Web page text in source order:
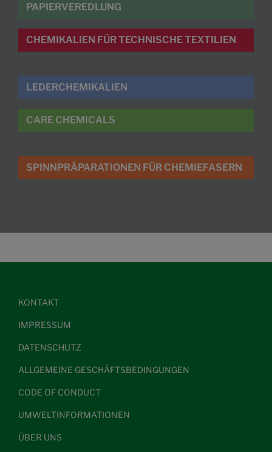
PAPIERVEREDLUNG
CHEMIKALIEN FÜR TECHNISCHE TEXTILIEN
LEDERCHEMIKALIEN
CARE CHEMICALS
SPINNPRÄPARATIONEN FÜR CHEMIEFASERN
KONTAKT
IMPRESSUM
DATENSCHUTZ
ALLGEMEINE GESCHÄFTSBEDINGUNGEN
CODE OF CONDUCT
UMWELTINFORMATIONEN
ÜBER UNS